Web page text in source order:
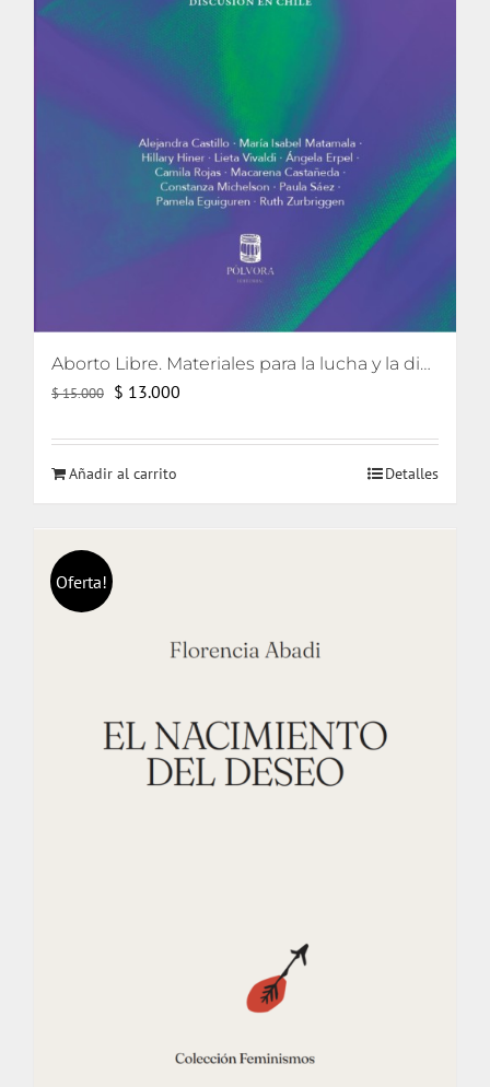
Aborto Libre. Materiales para la lucha y la discusión en Chile.
$15.000 El
original
era:
$ 13.000
actual
Añadir al carrito Detalles
Oferta!